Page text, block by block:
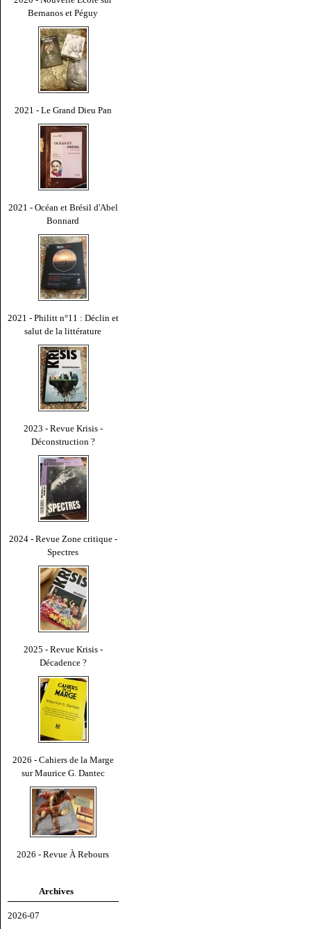
Bernanos et Péguy
2021 - Le Grand Dieu Pan
2021 - Océan et Brésil d'Abel
Bonnard
2021 - Philitt n°11 : Déclin et
salut de la littérature
2023 - Revue Krisis -
Déconstruction ?
2024 - Revue Zone critique -
Spectres
2025 - Revue Krisis -
Décadence ?
2026 - Cahiers de la Marge
sur Maurice G. Dantec
2026 - Revue À Rebours
Archives
2026-07